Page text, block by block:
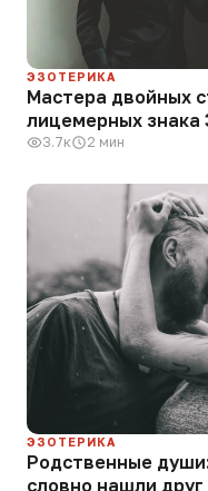
ЭЗОТЕРИКА
Мастера двойных
лицемерных знака
3.7к 2 мин
ЭЗОТЕРИКА
Родственные
словно нашли